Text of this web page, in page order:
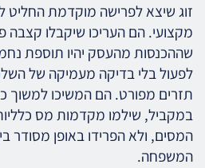
זוג שיצא לפרישה מוקדמת החליט
מקצועי. הם העריכו שיקבלו קצבה
שההכנסות מהעסק יהיו תוספת
לפעול בלי בדיקה מעמיקה של
תזרים מפורט. הם המשיכו למשוך
במקביל, שילמו מקדמות מס
המסים, ולא הפרידו באופן מסודר
המשפחה.